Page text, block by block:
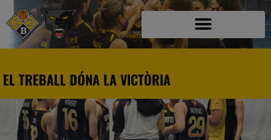
EL TREBALL DÓNA LA VICTÒRIA